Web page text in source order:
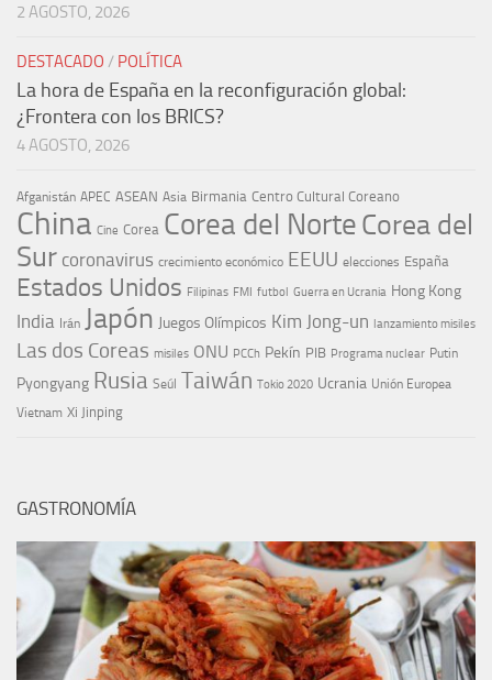
2 AGOSTO, 2026
DESTACADO / POLÍTICA
La hora de España en la reconfiguración global:
¿Frontera con los BRICS?
4 AGOSTO, 2026
Afganistán APEC ASEAN Asia Birmania Centro Cultural Coreano
China Cine Corea Corea del NorteCorea del
Sur coronavirus crecimiento económico EEUU elecciones España
Estados Unidos Filipinas FMI futbol Guerra en Ucrania Hong Kong
India Irán Japón Juegos Olímpicos Kim Jong-un lanzamiento misiles
Las dos Coreas misiles ONU PCCh Pekín PIB Programa nuclear Putin
Pyongyang Rusia Seúl Taiwán Tokio 2020 Ucrania Unión Europea
Vietnam Xi Jinping
GASTRONOMÍA